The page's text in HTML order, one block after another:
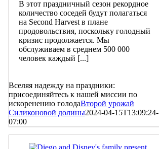
В этот праздничный сезон рекордное
количество соседей будут полагаться
на Second Harvest в плане
продовольствия, поскольку голодный
кризис продолжается. Мы
обслуживаем в среднем 500 000
человек каждый [...]
Вселяя надежду на праздники:
присоединяйтесь к нашей миссии по
искоренению голодаВторой урожай
Силиконовой долины2024-04-15T13:09:24-
07:00